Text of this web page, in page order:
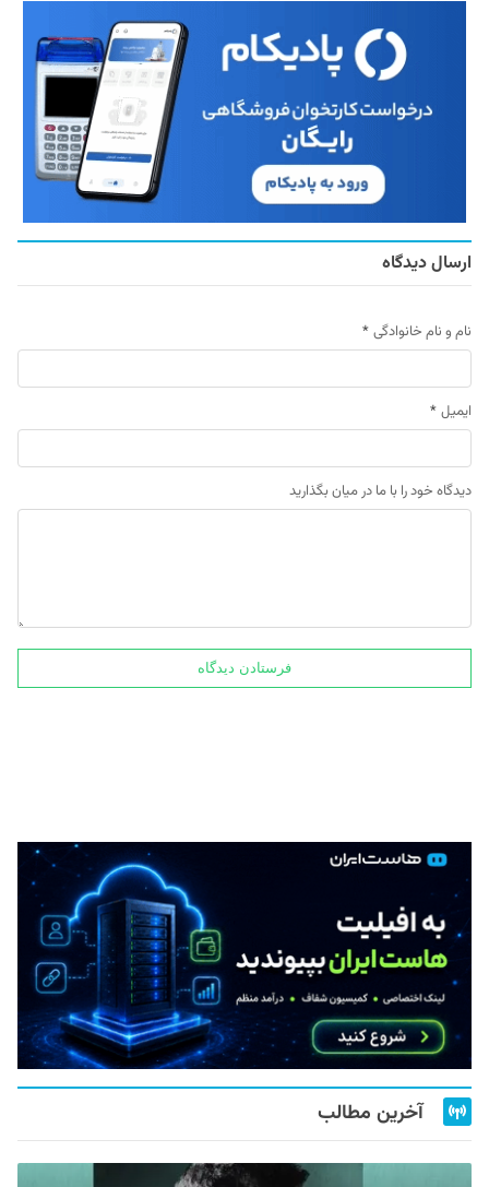
ارسال دیدگاه
نام و نام خانوادگی *
ایمیل *
دیدگاه خود را با ما در میان بگذارید
آخرین مطالب